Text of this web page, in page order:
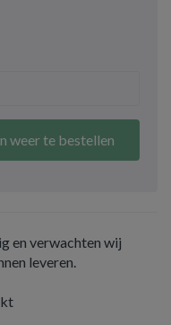
weer te bestellen
en verwachten wij
leveren.